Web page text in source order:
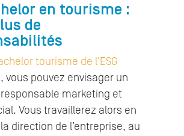
en tourisme :
de
tourisme de l’ESG
, vous pouvez envisager un
marketing et
Vous travaillerez alors en
direction de l’entreprise, au